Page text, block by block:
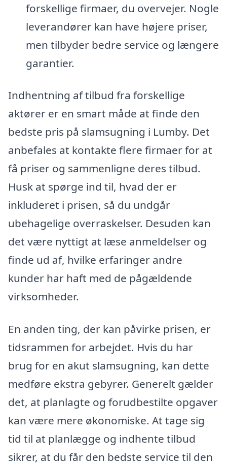
forskellige firmaer, du overvejer. Nogle
leverandører kan have højere priser,
men tilbyder bedre service og længere
garantier.
Indhentning af tilbud fra forskellige
aktører er en smart måde at finde den
bedste pris på slamsugning i Lumby. Det
anbefales at kontakte flere firmaer for at
få priser og sammenligne deres tilbud.
Husk at spørge ind til, hvad der er
inkluderet i prisen, så du undgår
ubehagelige overraskelser. Desuden kan
det være nyttigt at læse anmeldelser og
finde ud af, hvilke erfaringer andre
kunder har haft med de pågældende
virksomheder.
En anden ting, der kan påvirke prisen, er
tidsrammen for arbejdet. Hvis du har
brug for en akut slamsugning, kan dette
medføre ekstra gebyrer. Generelt gælder
det, at planlagte og forudbestilte opgaver
kan være mere økonomiske. At tage sig
tid til at planlægge og indhente tilbud
sikrer, at du får den bedste service til den